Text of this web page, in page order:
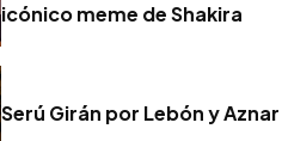
icónico meme de Shakira
Serú Girán por Lebón y